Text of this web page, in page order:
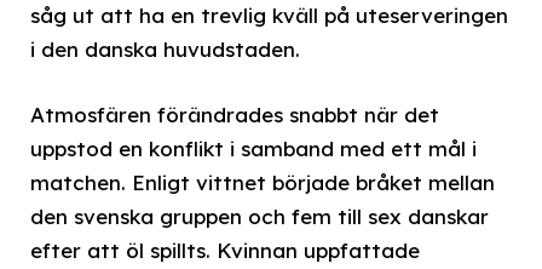
såg ut att ha en trevlig kväll på uteserveringen
i den danska huvudstaden.
Atmosfären förändrades snabbt när det
uppstod en konflikt i samband med ett mål i
matchen. Enligt vittnet började bråket mellan
den svenska gruppen och fem till sex danskar
efter att öl spillts. Kvinnan uppfattade